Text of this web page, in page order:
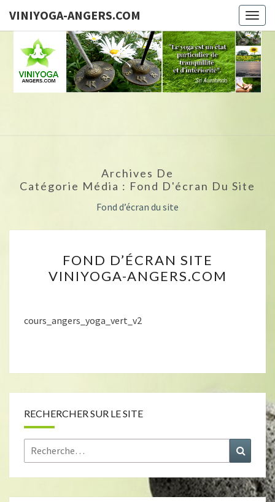
VINIYOGA-ANGERS.COM
Brigitte
GUILLOU,
Archives De
Catégorie Média : Fond D'écran Du Site
Fond d’écran du site
D’ÉCRAN
SITE
FOND D’ÉCRAN SITE
VINIYOGA-ANGERS.COM
cours_angers_yoga_vert_v2
RECHERCHER SUR LE SITE
Rechercher :